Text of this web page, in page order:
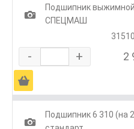
1
Подшипник
СПЕЦМАШ
- + 2
Ä
1
Подшипник 6 310 (на